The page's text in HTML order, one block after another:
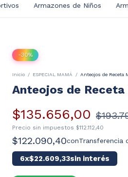
Armazones de Niños
-30%
Inicio / ESPECIAL MAMÁ / Anteojos de Receta
Anteojos de Receta
$135.656,00
Precio sin impuestos $112.112,40
$122.090,40conTransferencia
6x$22.609,33sin interés